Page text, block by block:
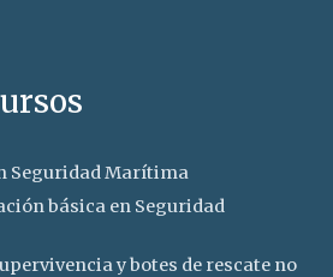
Seguridad Marítima
básica en Seguridad
y botes de rescate no